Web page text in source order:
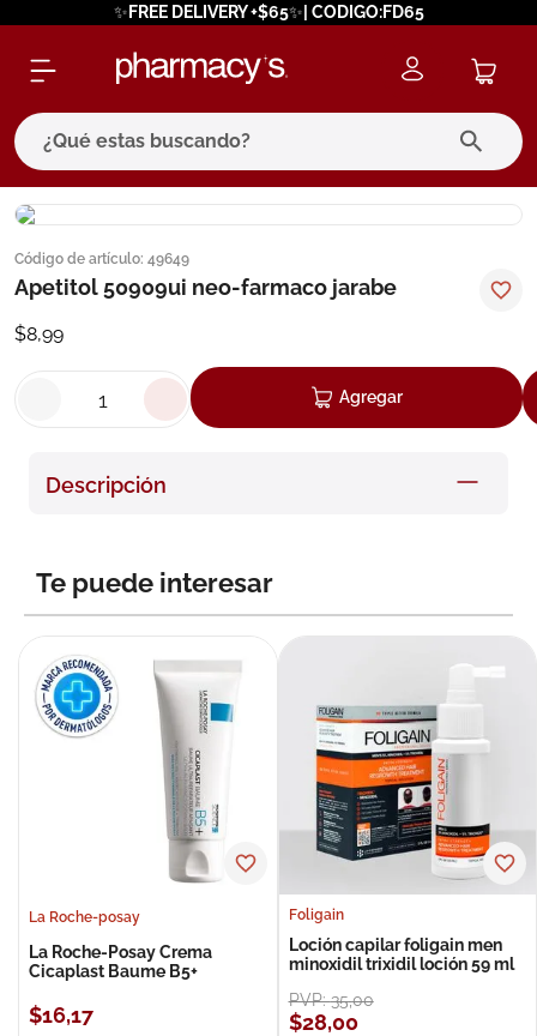
✨FREE DELIVERY +$65✨| CODIGO:FD65
¿Qué estas buscando?
Código de artículo: 49649
Apetitol 50909ui neo-farmaco jarabe
$8,99
Agregar
Descripción
Te puede interesar
La Roche-posay
La Roche-Posay Crema
Cicaplast Baume B5+
$16,17
Foligain
Loción capilar foligain men
minoxidil trixidil loción 59 ml
PVP:35,00
$28,00
términos más buscados
1. eucerin
3
pilexil
5. cerave
6 degraler
10.pañales